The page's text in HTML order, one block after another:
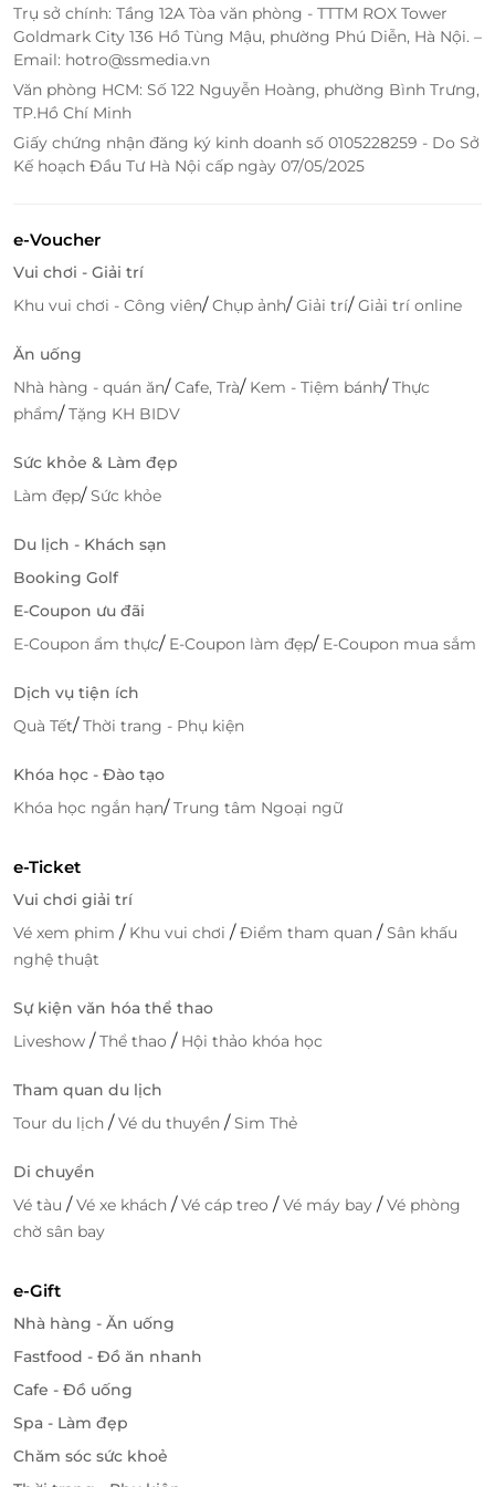
là một cách tiết kiệm thời gian tối ưu, việc mua thẻ
quà tặng trực tuyến qua LifeLink giúp bạn tránh
được việc phải mang tiền mặt hay lo lắng về các thủ
và LocknLock cùng đồng hành
trong việc mang lại sự tiện lợi, an toàn và bảo vệ sức
khỏe cho bạn và người thân!
Trụ sở chính: Tầng 12A Tòa văn phòng - TTTM ROX Tower
Goldmark City 136 Hồ Tùng Mậu, phường Phú Diễn, Hà Nội. –
Email: hotro@ssmedia.vn
Văn phòng HCM: Số 122 Nguyễn Hoàng, phường Bình Trưng,
TP.Hồ Chí Minh
Giấy chứng nhận đăng ký kinh doanh số 0105228259 - Do Sở
Kế hoạch Đầu Tư Hà Nội cấp ngày 07/05/2025
e-Voucher
Vui chơi - Giải trí
Khu vui chơi - Công viên/Chụp ảnh/Giải trí/Giải trí online
Ăn uống
Nhà hàng - quán ăn/Cafe, Trà/ Kem - Tiệm bánh/Thực
phẩm/Tặng KH BIDV
Sức khỏe & Làm đẹp
Làm đẹp/Sức khỏe
Du lịch - Khách sạn
Booking Golf
E-Coupon ưu đãi
E-Coupon ẩm thực/ E-Coupon làm đẹp/ E-Coupon mua sắm
Dịch vụ tiện ích
Quà Tết/Thời trang - Phụ kiện
Khóa học - Đào tạo
Khóa học ngắn hạn/Trung tâm Ngoại ngữ
e-Ticket
Vui chơi giải trí
Vé xem phim / Khu vui chơi /Điểm tham quan /Sân khấu
nghệ thuật
Sự kiện văn hóa thể thao
Liveshow /Thể thao / Hội thảo khóa học
Tham quan du lịch
Tour du lịch /Vé du thuyền /Sim Thẻ
Di chuyển
Vé tàu /Vé xe khách /Vé cáp treo /Vé máy bay /Vé phòng
chờ sân bay
e-Gift
Nhà hàng - Ăn uống
Fastfood - Đồ ăn nhanh
Cafe - Đồ uống
Spa - Làm đẹp
Chăm sóc sức khoẻ